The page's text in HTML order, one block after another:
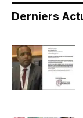
Derniers